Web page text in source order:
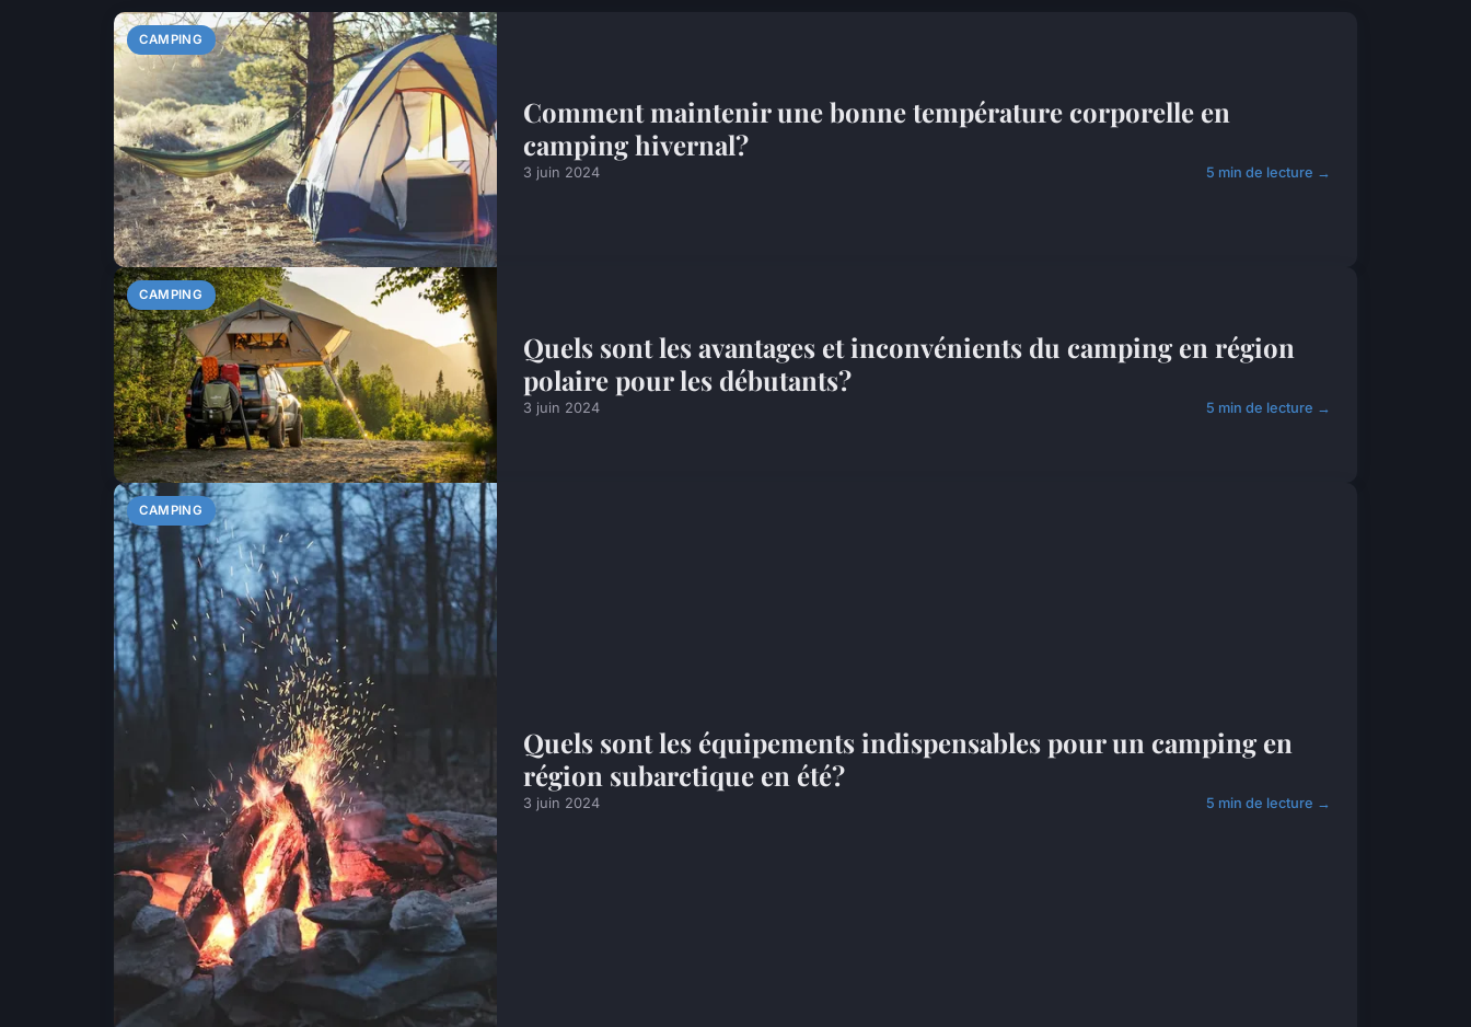
CAMPING
Comment maintenir une bonne température corporelle en
camping hivernal?
3 juin 2024 5 min de lecture →
CAMPING
Quels sont les avantages et inconvénients du camping en région
polaire pour les débutants?
3 juin 2024 5 min de lecture →
CAMPING
Quels sont les équipements indispensables pour un camping en
région subarctique en été?
3 juin 2024 5 min de lecture →